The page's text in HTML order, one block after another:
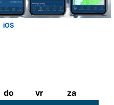
iOS
do vr za